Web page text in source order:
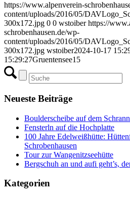
https://www.alpenverein-
content/uploads/2016/05/
300x172.jpg 0 0 wstoiber https://
schrobenhausen.de/wp-
content/uploads/2016/05/
300x172.jpg wstoiber2024-10-17
15:29:27Gruentensee15
Neueste Beiträge
Boulderscheibe auf dem
Fensterln auf die Hochplatte
100 Jahre Edelweißhütte:
Schrobenhausen
Tour zur Wangenitzseehütte
Bergschuh an und aufi geht’s,
Kategorien